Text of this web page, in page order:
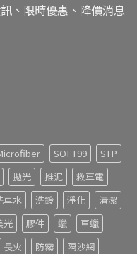
、限時優惠、降價消息
SOFT99
STP
拋光 推泥
救車電
車水 洗鈴 淨化
清潔
光 膠件 蠟
車蠟
長火 防霧
隔沙網